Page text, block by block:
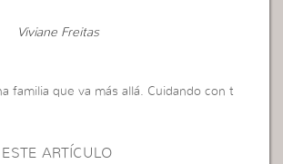
Viviane Freitas
familia que va más allá. Cuidando con t
ARTÍCULO